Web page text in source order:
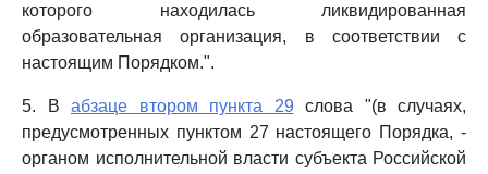
которого находилась ликвидированная
образовательная организация, в соответствии с
настоящим Порядком.".
5. В абзаце втором пункта 29 слова "(в случаях,
предусмотренных пунктом 27 настоящего Порядка, -
органом исполнительной власти субъекта Российской